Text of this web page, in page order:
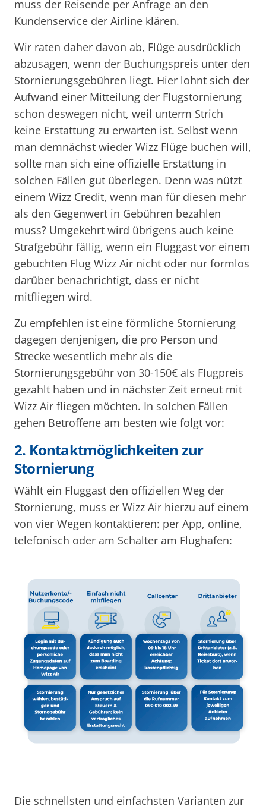
muss der Reisende per Anfrage an den
Kundenservice der Airline klären.
Wir raten daher davon ab, Flüge ausdrücklich
abzusagen, wenn der Buchungspreis unter den
Stornierungsgebühren liegt. Hier lohnt sich der
Aufwand einer Mitteilung der Flugstornierung
schon deswegen nicht, weil unterm Strich
keine Erstattung zu erwarten ist. Selbst wenn
man demnächst wieder Wizz Flüge buchen will,
sollte man sich eine offizielle Erstattung in
solchen Fällen gut überlegen. Denn was nützt
einem Wizz Credit, wenn man für diesen mehr
als den Gegenwert in Gebühren bezahlen
muss? Umgekehrt wird übrigens auch keine
Strafgebühr fällig, wenn ein Fluggast vor einem
gebuchten Flug Wizz Air nicht oder nur formlos
darüber benachrichtigt, dass er nicht
mitfliegen wird.
Zu empfehlen ist eine förmliche Stornierung
dagegen denjenigen, die pro Person und
Strecke wesentlich mehr als die
Stornierungsgebühr von 30-150€ als Flugpreis
gezahlt haben und in nächster Zeit erneut mit
Wizz Air fliegen möchten. In solchen Fällen
gehen Betroffene am besten wie folgt vor:
2. Kontaktmöglichkeiten zur
Stornierung
Wählt ein Fluggast den offiziellen Weg der
Stornierung, muss er Wizz Air hierzu auf einem
von vier Wegen kontaktieren: per App, online,
telefonisch oder am Schalter am Flughafen:
Die schnellsten und einfachsten Varianten zur